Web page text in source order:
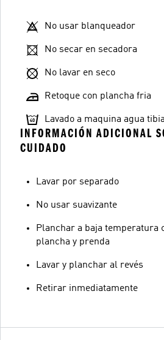
No usar blanqueador
No secar en secadora
No lavar en seco
Retoque con plancha fria
Lavado a maquina agua tibia
INFORMACIÓN ADICIONAL
CUIDADO
Lavar por separado
No usar suavizante
Planchar a baja temperatura
plancha y prenda
Lavar y planchar al revés
Retirar inmediatamente